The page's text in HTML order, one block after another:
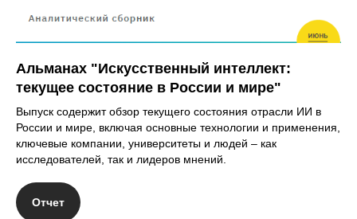
Альманах "Искусственный интеллект:
текущее состояние в России и мире"
Выпуск содержит обзор текущего состояния отрасли ИИ в
России и мире, включая основные технологии и применения,
ключевые компании, университеты и людей – как
исследователей, так и лидеров мнений.
Отчет